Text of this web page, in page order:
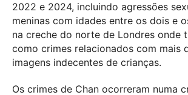
2022 e 2024, incluindo agressões
meninas com idades entre os dois e
na creche do norte de Londres onde
como crimes relacionados com mais
imagens indecentes de crianças.
Os crimes de Chan ocorreram numa